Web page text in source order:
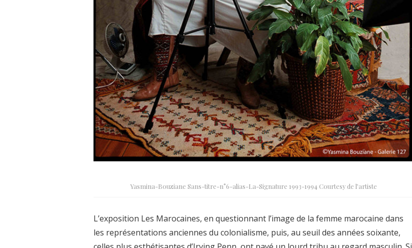
Yasmina-Bouziane Sans-titre-n°6-alias-La-Signature 1993-1994 Courtesy de l’artiste
L’exposition Les Marocaines, en questionnant l’image de la femme marocaine dans
les représentations anciennes du colonialisme, puis, au seuil des années soixante,